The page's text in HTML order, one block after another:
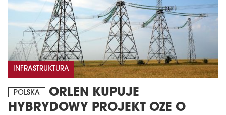
INFRASTRUKTURA
POLSKA
ORLEN KUPUJE
HYBRYDOWY PROJEKT OZE O